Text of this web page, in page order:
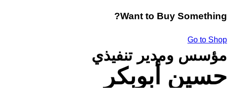
Want to Buy Something?
Go to Shop
مؤسس ومدير تنفيذي
حسين أبوبكر